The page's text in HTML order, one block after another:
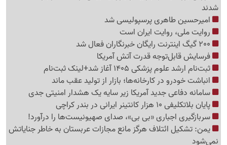
شدند
امیرحسین طاهری پرسپولیسی شد
روایت ملی، روایت ایران است
فرسایش قابل‌توجه قدرت آتش آمریکا
ثبت‌نام ارشد علوم پزشکی 1405 آغاز شد+لینک ثبت‌نام
انباشت خودرو در کارخانه‌ها؛ بازار از تولید عقب ماند
سامانه دفاعی جدید آمریکا زیر سایه یک هشدار امنیتی جدی
پایان بلاتکلیفی 10 هزار کانتینر ایرانی در بندر کراچی
سربازگیری اجباری «بی بی»، صدای صهیونیست‌ها را درآورد!
یمن: تشکیل ائتلاف هرگز مانع مجازات عربستان به خاطر جنایاتش
نمی‌شود